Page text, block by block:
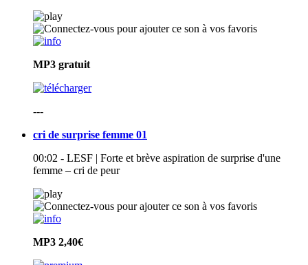
MP3 gratuit
---
cri de surprise femme 01
00:02 - LESF | Forte et brève aspiration de surprise d'une
femme – cri de peur
MP3 2,40€